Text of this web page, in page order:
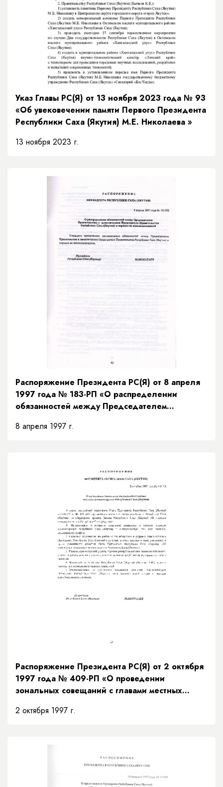
Указ Главы РС(Я) от 13 ноября 2023 года № 93
«Об увековечении памяти Первого Президента
Республики Саха (Якутия) М.Е. Николаева »
13 ноября 2023 г.
Распоряжение Президента РС(Я) от 8 апреля
1997 года № 183-РП «О распределении
обязанностей между Председателем
Правительства Республики Саха (Якутия) и
8 апреля 1997 г.
Распоряжение Президента РС(Я) от 2 октября
1997 года № 409-РП «О проведении
зональных совещаний с главами местных
2 октября 1997 г.